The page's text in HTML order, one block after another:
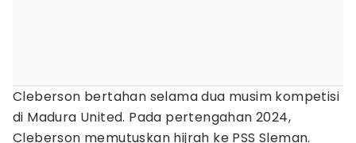
Cleberson bertahan selama dua musim kompetisi
di Madura United. Pada pertengahan 2024,
Cleberson memutuskan hijrah ke PSS Sleman.